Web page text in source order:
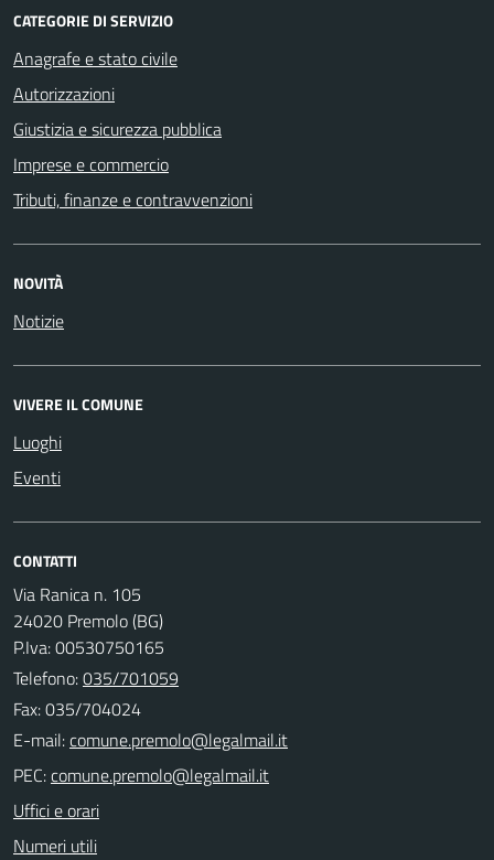
CATEGORIE DI SERVIZIO
Anagrafe e stato civile
Autorizzazioni
Giustizia e sicurezza pubblica
Imprese e commercio
Tributi, finanze e contravvenzioni
NOVITÀ
Notizie
VIVERE IL COMUNE
Luoghi
Eventi
CONTATTI
Via Ranica n. 105
24020 Premolo (BG)
P.Iva: 00530750165
Telefono:035/701059
Fax: 035/704024
E-mail:
PEC:
Uffici e orari
Numeri utili